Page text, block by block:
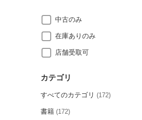
中古のみ
在庫ありのみ
店舗受取可
カテゴリ
すべてのカテゴリ (172)
書籍 (172)